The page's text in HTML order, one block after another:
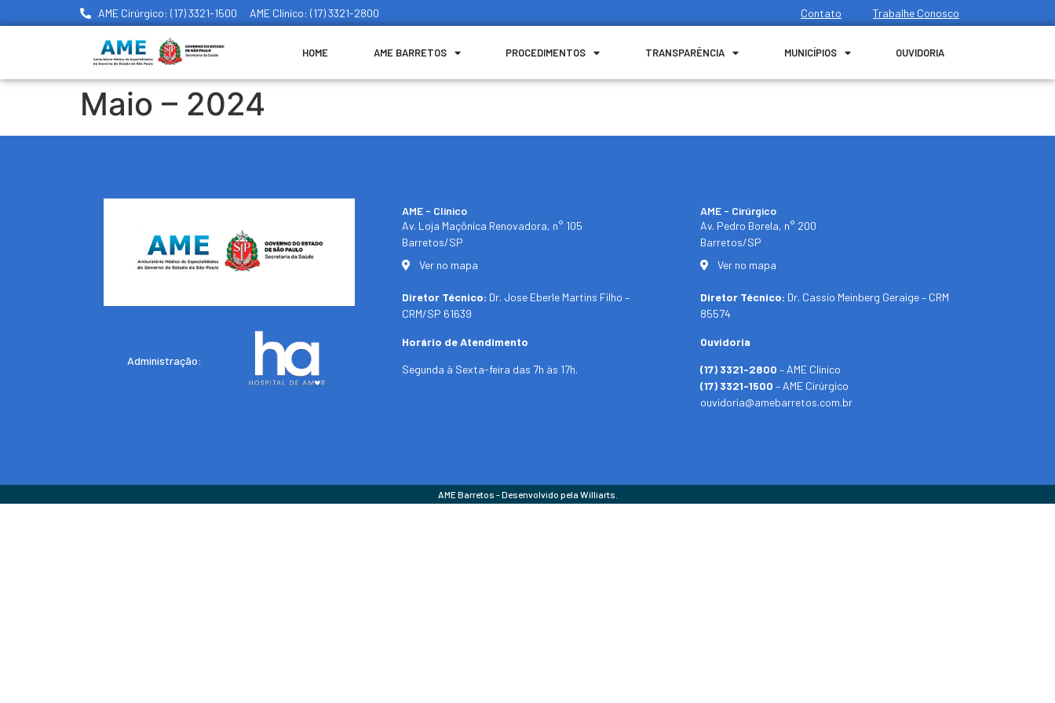
AME Cirúrgico: (17) 3321-1500 AME Clínico: (17) 3321-2800 Contato Trabalhe Conosco
HOME AME BARRETOS PROCEDIMENTOS TRANSPARÊNCIA MUNICÍPIOS OUVIDORIA
Maio – 2024
Administração:
AME - Clínico​
Av. Loja Maçônica Renovadora, n° 105
Barretos/SP​
Ver no mapa
Diretor Técnico: Dr. Jose Eberle Martins Filho –
CRM/SP 61639
Horário de Atendimento
Segunda à Sexta-feira das 7h às 17h.
AME - Cirúrgico
Av. Pedro Borela, n° 200
Barretos/SP
Ver no mapa
Diretor Técnico: Dr. Cassio Meinberg Geraige – CRM
85574
Ouvidoria
(17) 3321-2800 – AME Clínico
(17) 3321-1500 – AME Cirúrgico
ouvidoria@amebarretos.com.br
AME Barretos - Desenvolvido pela Williarts.